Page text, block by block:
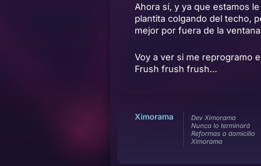
Ahora sí, y ya que estamos
plantita colgando del techo,
mejor por fuera de la
Voy a ver si me reprogramo
Frush frush frush…
Ximorama
Dev Ximorama
Nunca lo terminará
Reformas a domicilio
Ximorama